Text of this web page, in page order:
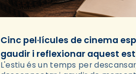
Cinc pel·lícules de cinema
gaudir i reflexionar aquest
L'estiu és un temps per